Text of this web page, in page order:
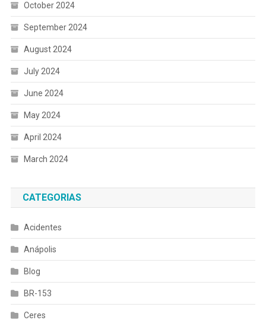
October 2024
September 2024
August 2024
July 2024
June 2024
May 2024
April 2024
March 2024
CATEGORIAS
Acidentes
Anápolis
Blog
BR-153
Ceres